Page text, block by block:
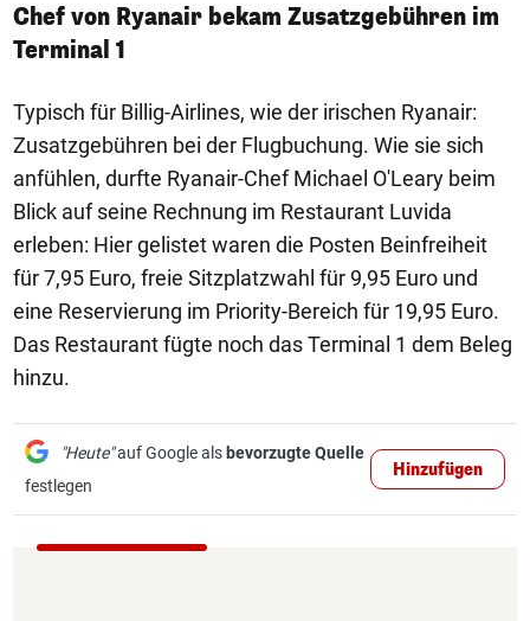
Chef von Ryanair bekam Zusatzgebühren im
Terminal 1
Typisch für Billig-Airlines, wie der irischen Ryanair:
Zusatzgebühren bei der Flugbuchung. Wie sie sich
anfühlen, durfte Ryanair-Chef Michael O'Leary beim
Blick auf seine Rechnung im Restaurant Luvida
erleben: Hier gelistet waren die Posten Beinfreiheit
für 7,95 Euro, freie Sitzplatzwahl für 9,95 Euro und
eine Reservierung im Priority-Bereich für 19,95 Euro.
Das Restaurant fügte noch das Terminal 1 dem Beleg
hinzu.
"Heute"auf Google als bevorzugte Quelle
festlegen
Hinzufügen